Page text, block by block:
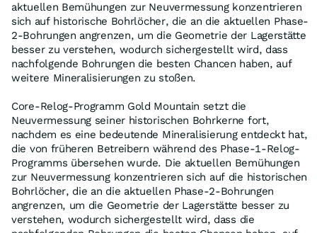
aktuellen Bemühungen zur Neuvermessung konzentrieren
sich auf historische Bohrlöcher, die an die aktuellen Phase-
2-Bohrungen angrenzen, um die Geometrie der Lagerstätte
besser zu verstehen, wodurch sichergestellt wird, dass
nachfolgende Bohrungen die besten Chancen haben, auf
weitere Mineralisierungen zu stoßen.
Core-Relog-Programm Gold Mountain setzt die
Neuvermessung seiner historischen Bohrkerne fort,
nachdem es eine bedeutende Mineralisierung entdeckt hat,
die von früheren Betreibern während des Phase-1-Relog-
Programms übersehen wurde. Die aktuellen Bemühungen
zur Neuvermessung konzentrieren sich auf die historischen
Bohrlöcher, die an die aktuellen Phase-2-Bohrungen
angrenzen, um die Geometrie der Lagerstätte besser zu
verstehen, wodurch sichergestellt wird, dass die